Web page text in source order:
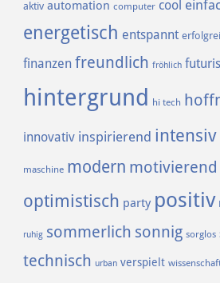
aktiv automation computer cool
energetisch entspannt
finanzen freundlich fröhlich
hintergrund hi tech
innovativ inspirierend intensiv
maschine modern motivierend
optimistisch party positiv
ruhig sommerlich sonnig sorglos
technisch urban verspielt